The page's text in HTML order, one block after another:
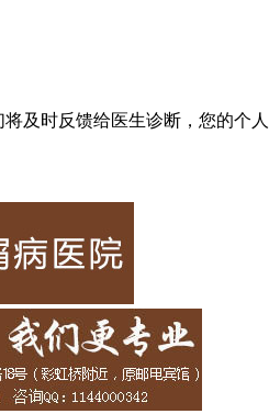
及时反馈给医生诊断，您的个人